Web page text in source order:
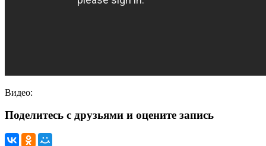
Видео:
Поделитесь с друзьями и оцените запись